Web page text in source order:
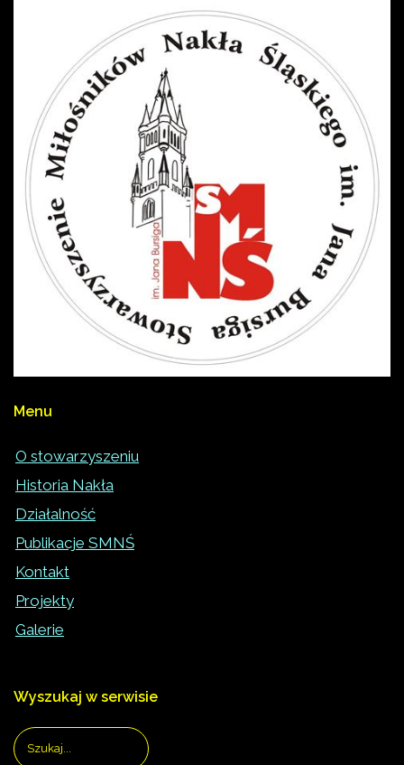
Menu
O stowarzyszeniu
Historia Nakła
Działalność
Publikacje SMNŚ
Kontakt
Projekty
Galerie
Wyszukaj w serwisie